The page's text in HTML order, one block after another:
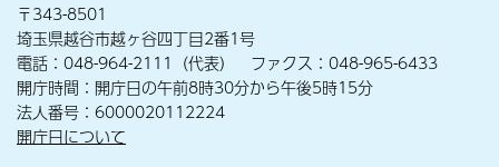
〒343-8501
埼玉県越谷市越ヶ谷四丁目2番1号
電話：048-964-2111（代表） ファクス：048-965-6433
開庁時間：開庁日の午前8時30分から午後5時15分
法人番号：6000020112224
開庁日について